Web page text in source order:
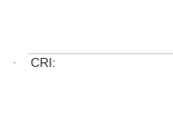
· CRI: